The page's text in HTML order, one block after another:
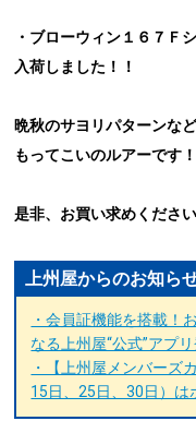
・ブローウィン１６７Ｆ
入荷しました！！
晩秋のサヨリパターンな
もってこいのルアーです！
是非、お買い求めください
上州屋からのお知ら
・会員証機能を搭載！
なる上州屋“公式”アプリ
・【上州屋メンバーズ
15日、25日、30日）は